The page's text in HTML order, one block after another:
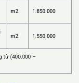
m2 1.850.000
m2 1.550.000
từ (400.000 –